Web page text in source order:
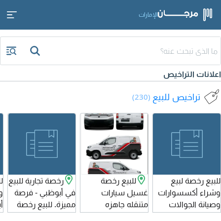
الإمارات
اعلانات التراخيص
تراخيص للبيع (230)
للبيع رخصة لبيع
وشراء أكسسوارات
وصيانة الجوالات
للبيع رخصة
غسيل سيارات
متنقله جاهزه
بسيارتين وحدة بيجو
رخصة تجارية للبيع
في أبوظبي - فرصة
مميزة. للبيع رخصة
تجارية في امارة